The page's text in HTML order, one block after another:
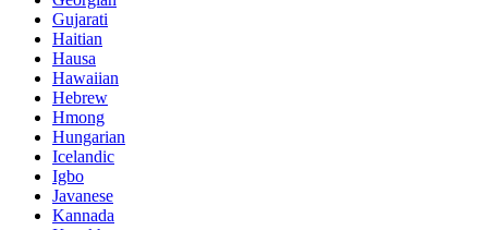
Gujarati
Haitian
Hausa
Hawaiian
Hebrew
Hmong
Hungarian
Icelandic
Igbo
Javanese
Kannada